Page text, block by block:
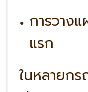
การวาง
แรก
ในหลายก